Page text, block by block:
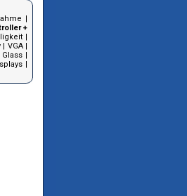
|
+
|
| VGA|
Glass |
|